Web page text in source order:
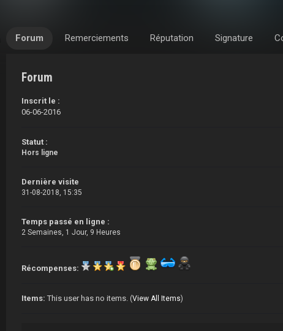
Forum Remerciements Réputation Signature
Forum
Inscrit le :
06-06-2016
Statut :
Hors ligne
Dernière visite
31-08-2018, 15:35
Temps passé en ligne :
2 Semaines, 1 Jour, 9 Heures
Récompenses:
Items: This user has no items. (View All Items)